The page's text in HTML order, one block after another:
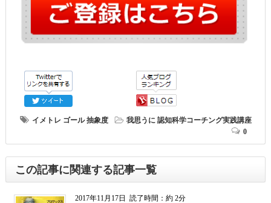
イメトレ ゴール 抽象度 我思うに 認知科学コーチング実践講座
0
この記事に関連する記事一覧
2017年11月17日 読了時間：約 2分